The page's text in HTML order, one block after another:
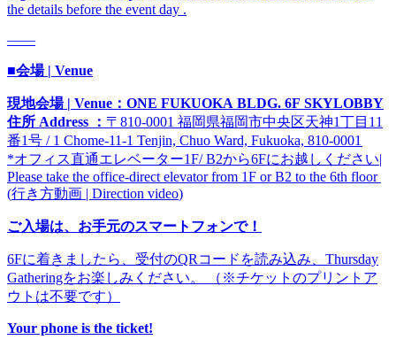
the details before the event day .
——
■会場 | Venue
現地会場 | Venue：ONE FUKUOKA BLDG. 6F SKYLOBBY
住所 Address ： 〒810-0001 福岡県福岡市中央区天神1丁目11
番1号 / 1 Chome-11-1 Tenjin, Chuo Ward, Fukuoka, 810-0001
*オフィス直通エレベーター1F/ B2から6Fにお越しください|
Please take the office-direct elevator from 1F or B2 to the 6th floor
(行き方動画 | Direction video)
ご入場は、お手元のスマートフォンで！
6Fに着きましたら、受付のQRコードを読み込み、Thursday
Gatheringをお楽しみください。 （※チケットのプリントア
ウトは不要です）
Your phone is the ticket!